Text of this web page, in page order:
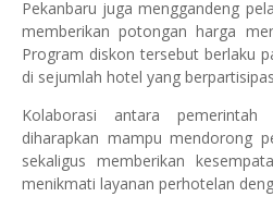
Pekanbaru juga menggandeng
memberikan potongan harga
Program diskon tersebut berlaku
di sejumlah hotel yang
Kolaborasi antara
diharapkan mampu mendorong
sekaligus memberikan
menikmati layanan perhotelan